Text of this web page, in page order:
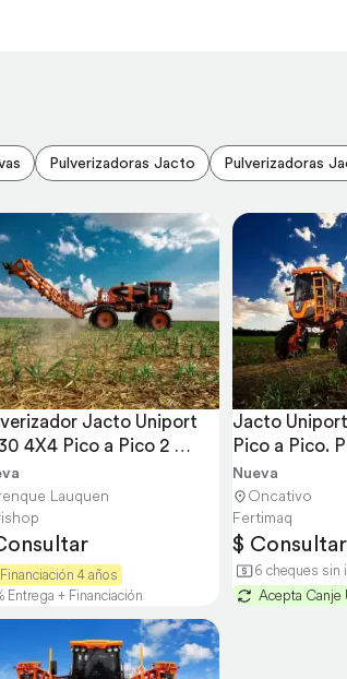
Pulverizadoras Jacto Pulverizadoras
Jacto Uniport
4X4 Pico a Pico 2
Lauquen
Financiación 4 años
Entrega + Financiación
Jacto
Pico a Pico.
Nueva
Oncativo
Fertimaq
$ Consultar
6 cheques sin
Acepta Canje